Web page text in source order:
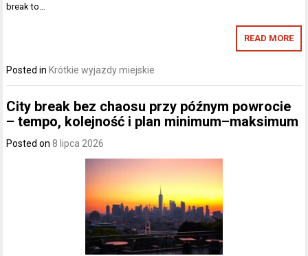
break to…
READ MORE
Posted in Krótkie wyjazdy miejskie
City break bez chaosu przy późnym powrocie
– tempo, kolejność i plan minimum–maksimum
Posted on 8 lipca 2026